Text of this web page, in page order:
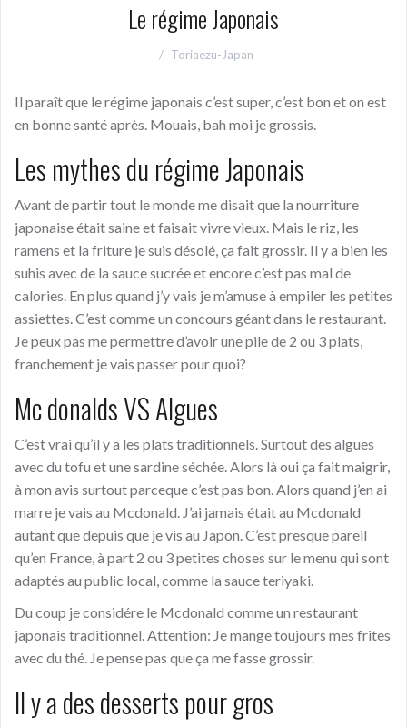
Le régime Japonais
Toriaezu-Japan
Il paraît que le régime japonais c’est super, c’est bon et on est
en bonne santé après. Mouais, bah moi je grossis.
Les mythes du régime Japonais
Avant de partir tout le monde me disait que la nourriture
japonaise était saine et faisait vivre vieux. Mais le riz, les
ramens et la friture je suis désolé, ça fait grossir. Il y a bien les
suhis avec de la sauce sucrée et encore c’est pas mal de
calories. En plus quand j’y vais je m’amuse à empiler les petites
assiettes. C’est comme un concours géant dans le restaurant.
Je peux pas me permettre d’avoir une pile de 2 ou 3 plats,
franchement je vais passer pour quoi?
Mc donalds VS Algues
C’est vrai qu’il y a les plats traditionnels. Surtout des algues
avec du tofu et une sardine séchée. Alors là oui ça fait maigrir,
à mon avis surtout parceque c’est pas bon. Alors quand j’en ai
marre je vais au Mcdonald. J’ai jamais était au Mcdonald
autant que depuis que je vis au Japon. C’est presque pareil
qu’en France, à part 2 ou 3 petites choses sur le menu qui sont
adaptés au public local, comme la sauce teriyaki.
Du coup je considére le Mcdonald comme un restaurant
japonais traditionnel. Attention: Je mange toujours mes frites
avec du thé. Je pense pas que ça me fasse grossir.
Il y a des desserts pour gros